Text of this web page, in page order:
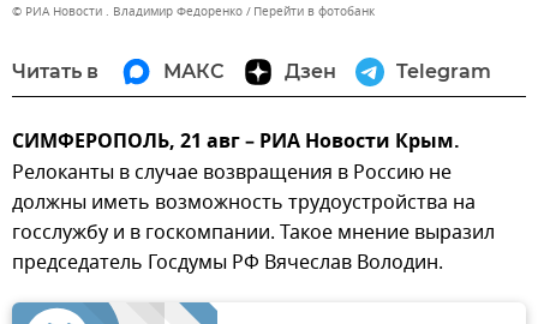
© РИА Новости . Владимир Федоренко Перейти в фотобанк
Читать в МАКС Дзен Telegram
СИМФЕРОПОЛЬ, 21 авг – РИА Новости Крым.
Релоканты в случае возвращения в Россию не
должны иметь возможность трудоустройства на
госслужбу и в госкомпании. Такое мнение выразил
председатель Госдумы РФ Вячеслав Володин.